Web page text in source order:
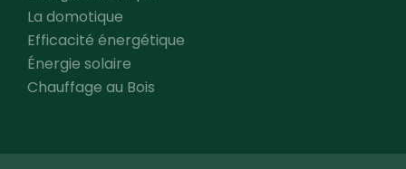
La domotique
Efficacité énergétique
Énergie solaire
Chauffage au Bois